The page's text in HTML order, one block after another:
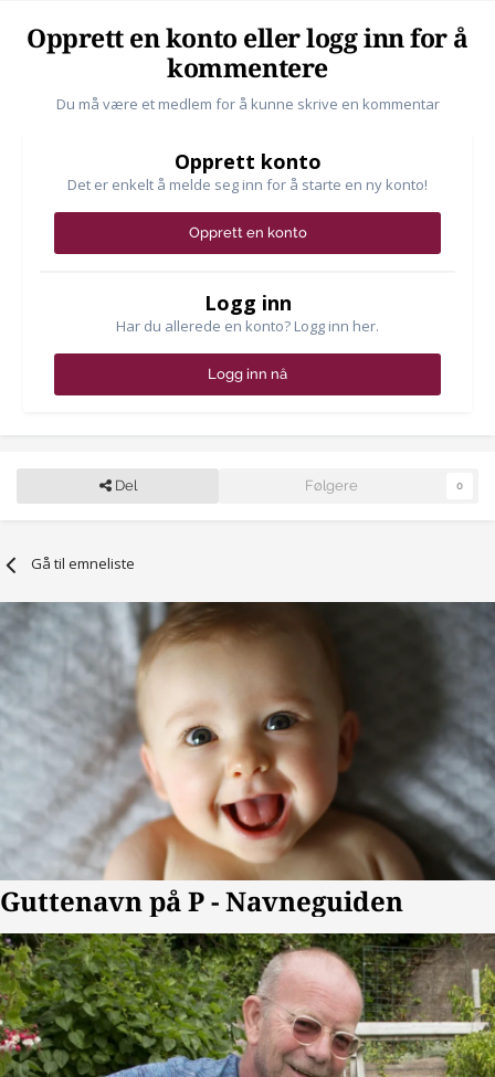
Opprett en konto eller logg inn for å
kommentere
Du må være et medlem for å kunne skrive en kommentar
Opprett konto
Det er enkelt å melde seg inn for å starte en ny konto!
Opprett en konto
Logg inn
Har du allerede en konto? Logg inn her.
Logg inn nå
Del Følgere 0
Gå til emneliste